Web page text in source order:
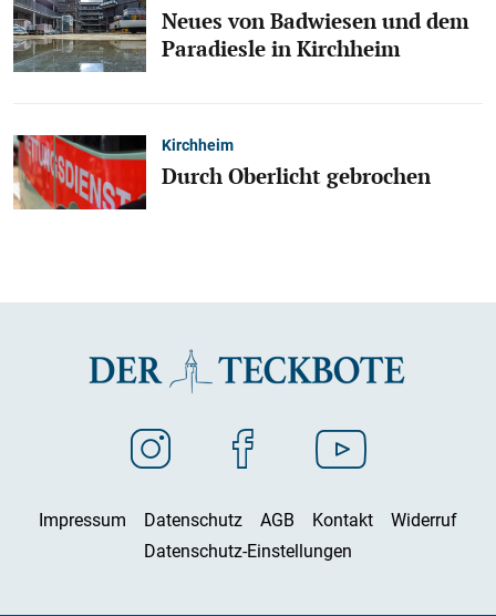
Neues von Badwiesen und dem
Paradiesle in Kirchheim
Kirchheim
Durch Oberlicht gebrochen
Impressum Datenschutz AGB Kontakt
Widerruf
Datenschutz-Einstellungen